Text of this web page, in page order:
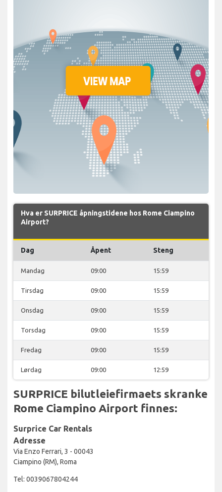
Hva er SURPRICE åpningstidene hos Rome Ciampino
Airport?
Dag Åpent Steng
Mandag 09:00 15:59
Tirsdag 09:00 15:59
Onsdag 09:00 15:59
Torsdag 09:00 15:59
Fredag 09:00 15:59
Lørdag 09:00 12:59
SURPRICE bilutleiefirmaets skranke
Rome Ciampino Airport finnes:
Surprice Car Rentals
Adresse
Via Enzo Ferrari, 3 - 00043
Ciampino (RM), Roma
Tel: 0039067804244